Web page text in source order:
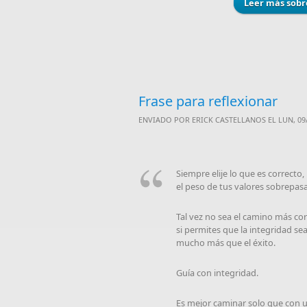
Leer más
Frase para reflexionar
ENVIADO POR ERICK CASTELLANOS EL LUN,
Siempre elije lo que es
el peso de tus valores
Tal vez no sea el camino más
si permites que la integridad
mucho más que el éxito.
Guía con integridad.
Es mejor caminar solo que